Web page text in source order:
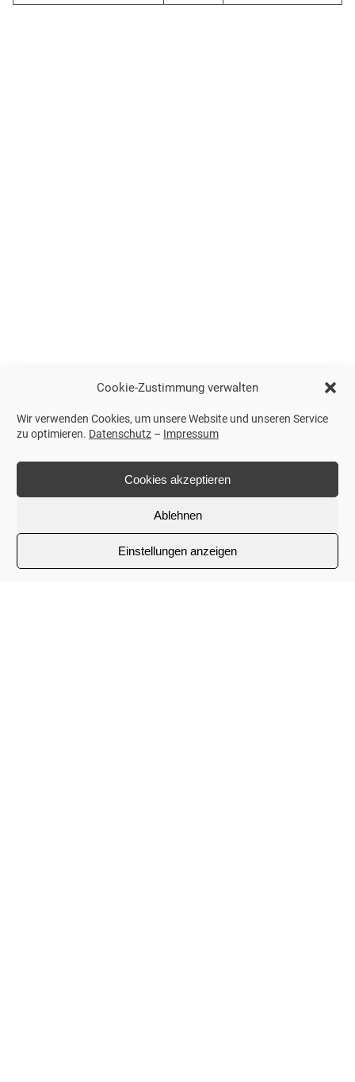
Cookie-Zustimmung verwalten
Wir verwenden Cookies, um unsere Website und unseren Service
zu optimieren. Datenschutz – Impressum
Cookies akzeptieren
Ablehnen
Einstellungen anzeigen